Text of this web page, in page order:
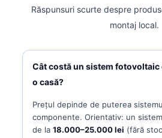
Răspunsuri scurte despre
montaj local.
Cât costă un sistem
o casă?
Prețul depinde de puterea
componente. Orientativ: un
de la 18.000–25.000 lei (fără